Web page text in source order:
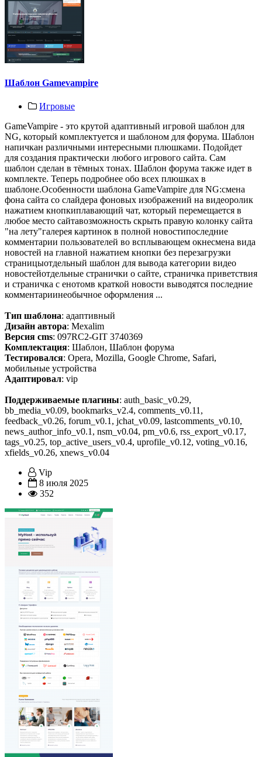
Шаблон Gamevampire
Игровые
GameVampire - это крутой адаптивный игровой шаблон для
NG, который комплектуется и шаблоном для форума. Шаблон
напичкан различными интересными плюшками. Подойдет
для создания практически любого игрового сайта. Сам
шаблон сделан в тёмных тонах. Шаблон форума также идет в
комплекте. Теперь подробнее обо всех плюшках в
шаблоне.Особенности шаблона GameVampire для NG:смена
фона сайта со слайдера фоновых изображений на видеоролик
нажатием кнопкиплавающий чат, который перемещается в
любое место сайтавозможность скрыть правую колонку сайта
"на лету"галерея картинок в полной новостипоследние
комментарии пользователей во всплывающем окнесмена вида
новостей на главной нажатием кнопки без перезагрузки
страницыотдельный шаблон для вывода категории видео
новостейотдельные странички о сайте, страничка приветствия
и страничка с енотомв краткой новости выводятся последние
комментариинеобычное оформления ...
Тип шаблона: адаптивный
Дизайн автора: Mexalim
Версия cms: 097RC2-GIT 3740369
Комплектация: Шаблон, Шаблон форума
Тестировался: Opera, Mozilla, Google Chrome, Safari,
мобильные устройства
Адаптировал: vip
Поддерживаемые плагины: auth_basic_v0.29,
bb_media_v0.09, bookmarks_v2.4, comments_v0.11,
feedback_v0.26, forum_v0.1, jchat_v0.09, lastcomments_v0.10,
news_author_info_v0.1, nsm_v0.04, pm_v0.6, rss_export_v0.17,
tags_v0.25, top_active_users_v0.4, uprofile_v0.12, voting_v0.16,
xfields_v0.26, xnews_v0.04
Vip
8 июля 2025
352